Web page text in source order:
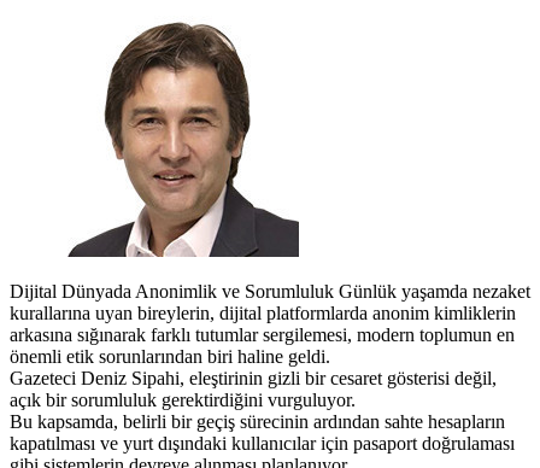
Dijital Dünyada Anonimlik ve Sorumluluk Günlük yaşamda nezaket
kurallarına uyan bireylerin, dijital platformlarda anonim kimliklerin
arkasına sığınarak farklı tutumlar sergilemesi, modern toplumun en
önemli etik sorunlarından biri haline geldi.
Gazeteci Deniz Sipahi, eleştirinin gizli bir cesaret gösterisi değil,
açık bir sorumluluk gerektirdiğini vurguluyor.
Bu kapsamda, belirli bir geçiş sürecinin ardından sahte hesapların
kapatılması ve yurt dışındaki kullanıcılar için pasaport doğrulaması